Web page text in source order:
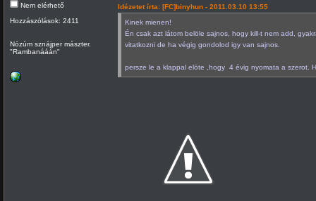
Nem elérhető
Hozzászólások: 2411
Nózúm sznájper mászter.
"Rambanááán"
Idézetet írta: [FC]binyhun - 2011.03.10 13:55
Kinek mienen!
Én csak azt látom belöle sajnos, hogy kill-t nem add,
vitatkozni de ha végig gondolod igy van sajnos.
persze le a klappal elöte ,hogy 4 évig nyomata a szerot.